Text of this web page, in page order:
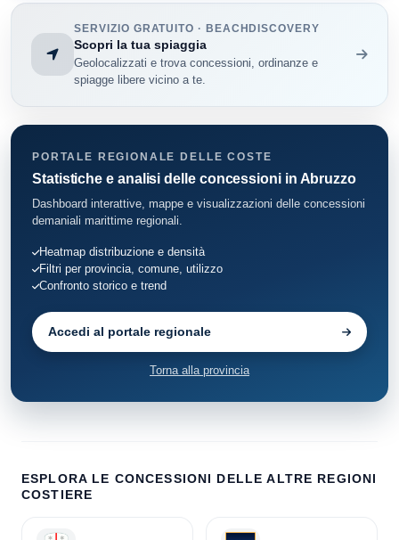
SERVIZIO GRATUITO · BEACHDISCOVERY
Scopri la tua spiaggia
Geolocalizzati e trova concessioni, ordinanze e
spiagge libere vicino a te.
PORTALE REGIONALE DELLE COSTE
Statistiche e analisi delle concessioni in Abruzzo
Dashboard interattive, mappe e visualizzazioni delle concessioni
demaniali marittime regionali.
Heatmap distribuzione e densità
Filtri per provincia, comune, utilizzo
Confronto storico e trend
Accedi al portale regionale
Torna alla provincia
ESPLORA LE CONCESSIONI DELLE ALTRE REGIONI
COSTIERE